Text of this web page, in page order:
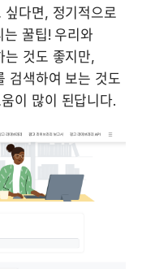
싶다면, 정기적으로
꿀팁! 우리와
는 것도 좋지만,
검색하여 보는 것도
이 많이 된답니다.